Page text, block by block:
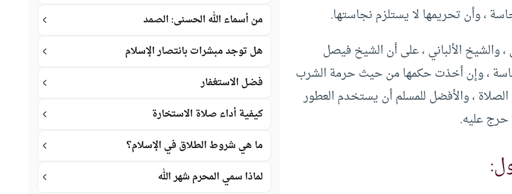
، وأن تحريمها لا يستلزم نجاستها.
والشيخ الألباني ، على أن الشيخ فيصل
، وإن أخذت حكمها من حيث حرمة الشرب
الصلاة ، والأفضل للمسلم أن يستخدم العطور
حرج عليه.
من أسماء الله الحسنى: الصمد
هل توجد مبشرات بانتصار الإسلام
فضل الاستغفار
كيفية أداء صلاة الاستخارة
ما هي شروط الطلاق في الإسلام؟
لماذا سمي المحرم شهر الله